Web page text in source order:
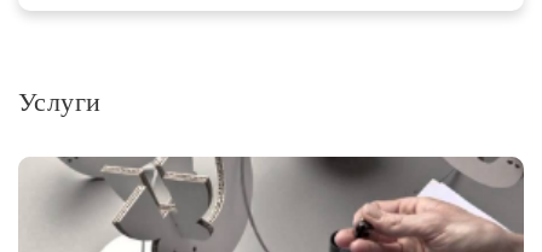
Услуги